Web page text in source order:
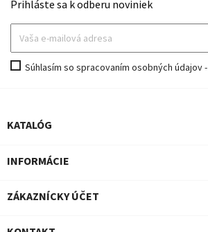
Prihláste sa k odberu noviniek
Súhlasím so spracovaním osobných údajov -
KATALÓG
INFORMÁCIE
ZÁKAZNÍCKY ÚČET